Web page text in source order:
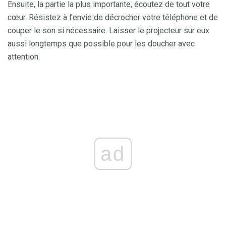
Ensuite, la partie la plus importante, écoutez de tout votre
cœur. Résistez à l'envie de décrocher votre téléphone et de
couper le son si nécessaire. Laisser le projecteur sur eux
aussi longtemps que possible pour les doucher avec
attention.
ad